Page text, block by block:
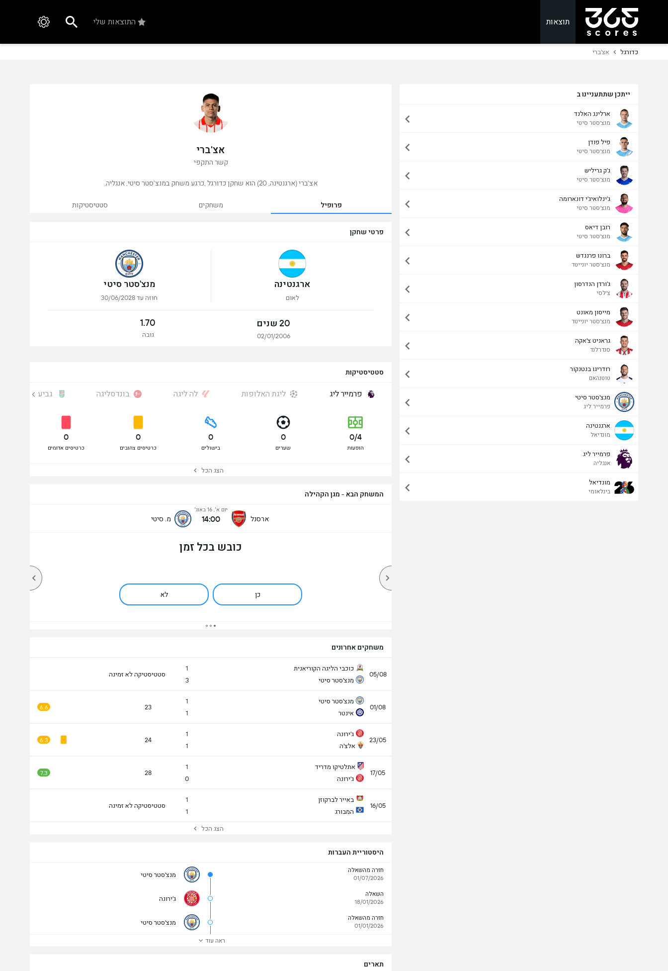
תוצאות התוצאות שלי
כדורגל אצ'ברי
ייתכן שתתעניינו ב
ארלינג האלנד
מנצ'סטר סיטי
פיל פודן
מנצ'סטר סיטי
ג'ק גריליש
מנצ'סטר סיטי
ג'ינלואיג'י דונארומה
מנצ'סטר סיטי
רובן דיאס
מנצ'סטר סיטי
ברונו פרננדש
מנצ'סטר יונייטד
ג'ורדן הנדרסון
צ'לסי
מייסון מאונט
מנצ'סטר יונייטד
גראניט צ'אקה
סנדרלנד
רודריגו בנטנקור
טוטנהאם
מנצ'סטר סיטי
פרמייר ליג
ארגנטינה
מונדיאל
פרמייר ליג
אנגליה
מונדיאל
בינלאומי
אצ'ברי
קשר התקפי
אצ'ברי (ארגנטינה, 20) הוא שחקן כדורגל ,כרגע משחק במנצ'סטר סיטי, אנגליה.
פרופיל משחקים סטטיסטיקות
פרטי שחקן
ארגנטינה
לאום
מנצ'סטר סיטי
חוזה עד 30/06/2028
20 שנים
02/01/2006
1.70
גובה
סטטיסטיקות
פרמייר ליג ליגת האלופות לה ליגה בונדסליגה גביע הליגה
0/4
הופעות
0
שערים
0
בישולים
0
כרטיסים צהובים
0
כרטיסים אדומים
הצג הכל
המשחק הבא - מגן הקהילה
ארסנל
יום א׳, 16 באוג׳
14:00 מ. סיטי
כובש בכל זמן
כן לא
משחקים אחרונים
05/08
כוכבי הליגה הקוריאנית
מנצ'סטר סיטי
1
3
סטטיסטיקה לא זמינה
01/08
מנצ'סטר סיטי
אינטר
1
1
23
6.6
23/05
ג'ירונה
אלצ'ה
1
1
24
6.3
17/05
אתלטיקו מדריד
ג'ירונה
1
0
28
7.3
16/05
באייר לברקוזן
המבורג
1
1
סטטיסטיקה לא זמינה
הצג הכל
היסטוריית העברות
חזרה מהשאלה
01/07/2026
מנצ'סטר סיטי
השאלה
18/01/2026
ג'ירונה
חזרה מהשאלה
01/01/2026
מנצ'סטר סיטי
ראה עוד
תארים